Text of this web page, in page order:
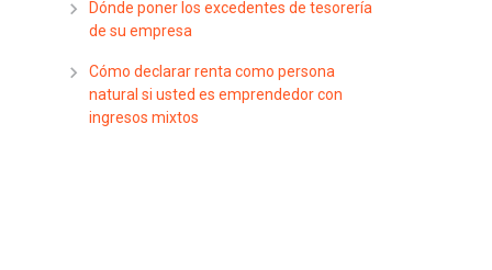
Dónde poner los excedentes de tesorería
de su empresa
Cómo declarar renta como persona
natural si usted es emprendedor con
ingresos mixtos